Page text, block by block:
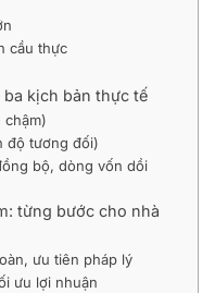
cầu thực
ba kịch bản thực tế
chậm)
độ tương đối)
bộ, dòng vốn dồi
từng bước cho nhà
ưu tiên pháp lý
ưu lợi nhuận